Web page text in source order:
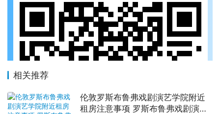
相关推荐
伦敦罗斯布鲁弗戏剧演艺学院附近
租房注意事项 罗斯布鲁弗戏剧演艺